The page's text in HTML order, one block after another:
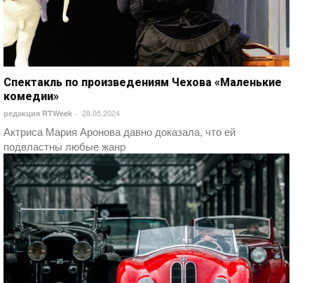
Спектакль по произведениям Чехова «Маленькие
комедии»
редакция RTWeek - 28.05.2024
Актриса Мария Аронова давно доказала, что ей
подвластны любые жанр